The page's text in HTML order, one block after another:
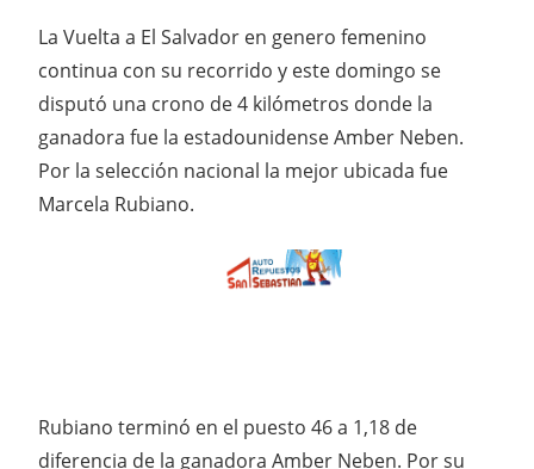
La Vuelta a El Salvador en genero femenino
continua con su recorrido y este domingo se
disputó una crono de 4 kilómetros donde la
ganadora fue la estadounidense Amber Neben.
Por la selección nacional la mejor ubicada fue
Marcela Rubiano.
Rubiano terminó en el puesto 46 a 1,18 de
diferencia de la ganadora Amber Neben. Por su